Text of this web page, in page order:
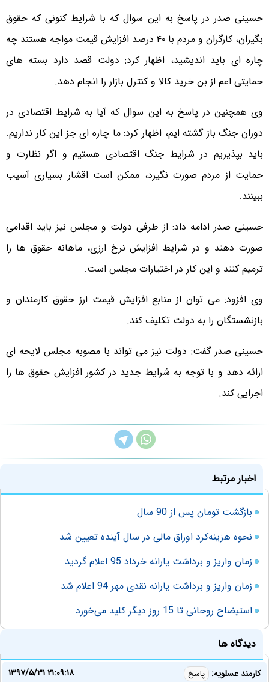
حسینی صدر در پاسخ به این سوال که با شرایط کنونی که حقوق
بگیران، کارگران و مردم با ۴۰ درصد افزایش قیمت مواجه هستند چه
چاره ای باید اندیشید، اظهار کرد: دولت قصد دارد بسته های
حمایتی اعم از بن خرید کالا و کنترل بازار را انجام دهد.
وی همچنین در پاسخ به این سوال که آیا به شرایط اقتصادی در
دوران جنگ باز گشته ایم، اظهار کرد: ما چاره ای جز این کار نداریم.
باید بپذیریم در شرایط جنگ اقتصادی هستیم و اگر نظارت و
حمایت از مردم صورت نگیرد، ممکن است اقشار بسیاری آسیب
ببینند.
حسینی صدر ادامه داد: از طرفی دولت و مجلس نیز باید اقدامی
صورت دهند و در شرایط افزایش نرخ ارزی، ماهانه حقوق ها را
ترمیم کنند و این کار در اختیارات مجلس است.
وی افزود: می توان از منابع افزایش قیمت ارز حقوق کارمندان و
بازنشستگان را به دولت تکلیف کند.
حسینی صدر گفت: دولت نیز می تواند با مصوبه مجلس لایحه ای
ارائه دهد و با توجه به شرایط جدید در کشور افزایش حقوق ها را
اجرایی کند.
اخبار مرتبط
بازگشت تومان پس از 90 سال
نحوه هزینه‌کرد اوراق مالی در سال آینده تعیین شد
زمان واریز و برداشت یارانه خرداد 95 اعلام گردید
زمان واریز و برداشت یارانه نقدی مهر 94 اعلام شد
استیضاح روحانی تا 15 روز دیگر کلید می‌خورد
دیدگاه ها
کارمند عسلویه: پاسخ
۱۳۹۷/۵/۳۱ ۲۱:۰۹:۱۸